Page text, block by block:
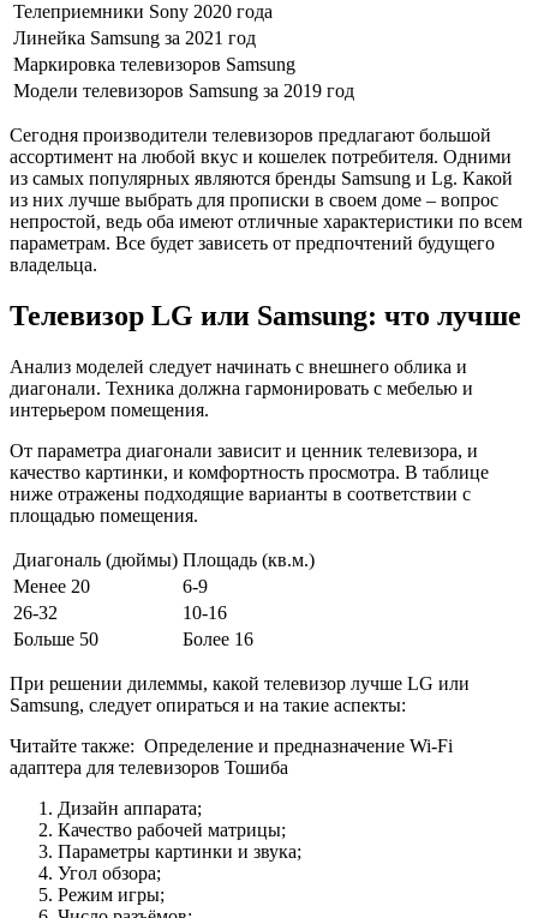
Телеприемники Sony 2020 года
Линейка Samsung за 2021 год
Маркировка телевизоров Samsung
Модели телевизоров Samsung за 2019 год
Сегодня производители телевизоров предлагают большой
ассортимент на любой вкус и кошелек потребителя. Одними
из самых популярных являются бренды Samsung и Lg. Какой
из них лучше выбрать для прописки в своем доме – вопрос
непростой, ведь оба имеют отличные характеристики по всем
параметрам. Все будет зависеть от предпочтений будущего
владельца.
Телевизор LG или Samsung: что лучше
Анализ моделей следует начинать с внешнего облика и
диагонали. Техника должна гармонировать с мебелью и
интерьером помещения.
От параметра диагонали зависит и ценник телевизора, и
качество картинки, и комфортность просмотра. В таблице
ниже отражены подходящие варианты в соответствии с
площадью помещения.
Диагональ (дюймы) Площадь (кв.м.)
Менее 20
6-9
26-32
10-16
Больше 50
Более 16
При решении дилеммы, какой телевизор лучше LG или
Samsung, следует опираться и на такие аспекты:
Читайте также: Определение и предназначение Wi-Fi
адаптера для телевизоров Тошиба
Дизайн аппарата;
Качество рабочей матрицы;
Параметры картинки и звука;
Угол обзора;
Режим игры;